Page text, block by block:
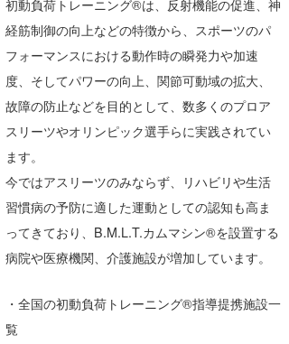
初動負荷トレーニング®は、反射機能の促進、神
経筋制御の向上などの特徴から、スポーツのパ
フォーマンスにおける動作時の瞬発力や加速
度、そしてパワーの向上、関節可動域の拡大、
故障の防止などを目的として、数多くのプロア
スリーツやオリンピック選手らに実践されてい
ます。
今ではアスリーツのみならず、リハビリや生活
習慣病の予防に適した運動としての認知も高ま
ってきており、B.M.L.T.カムマシン®を設置する
病院や医療機関、介護施設が増加しています。
・全国の初動負荷トレーニング®指導提携施設一
覧